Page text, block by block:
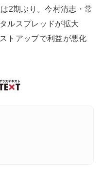
2期ぶり。今村清志・常
ルスプレッドが拡大
トアップで利益が悪化